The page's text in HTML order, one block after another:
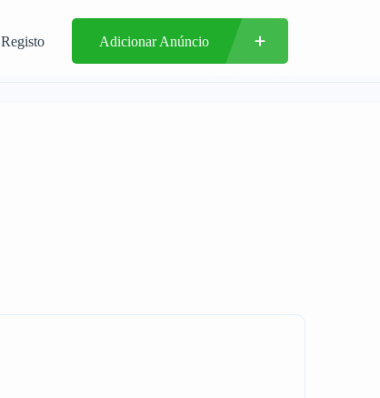
Registo Adicionar Anúncio